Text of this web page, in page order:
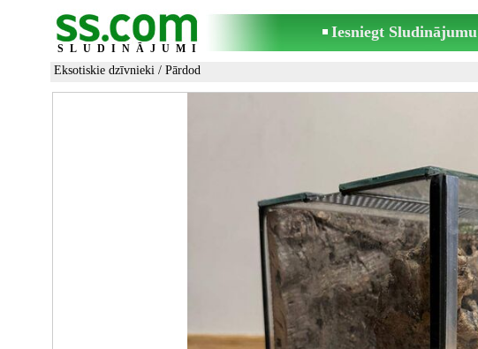
SLUDINĀJUMI
Iesniegt Sludinājumu
Eksotiskie dzīvnieki / Pārdod